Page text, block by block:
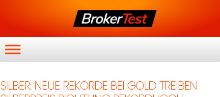
SILBER: NEUE REKORDE BEI GOLD TREIBEN